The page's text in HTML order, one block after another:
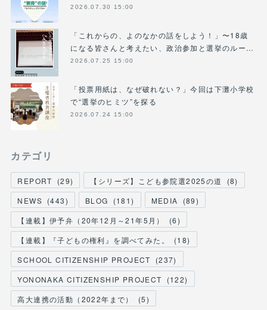
2026.07.30 15:00
「これからの、よのなかの話をしよう！」〜18歳
になる皆さんと考えたい、政治参加と選挙のルー…
2026.07.25 15:00
「投票用紙は、なぜ破れない？」今回は下灘小学校
で“選挙のヒミツ”を探る
2026.07.24 15:00
カテゴリ
REPORT (29) 【シリーズ】こども参院選2025の道 (8)
NEWS (443) BLOG (181) MEDIA (89)
【連載】伊予弁（20年12月～21年5月）
(6)
【連載】『子どもの権利』を調べてみた。
(18)
SCHOOL CITIZENSHIP PROJECT
(237)
YONONAKA CITIZENSHIP PROJECT
(122)
高大連携の活動（2022年まで）
(5)